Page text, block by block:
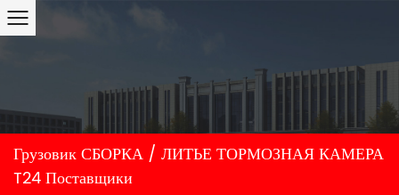
Грузовик СБОРКА / ЛИТЬЕ ТОРМОЗНАЯ КАМЕРА
T24 Поставщики